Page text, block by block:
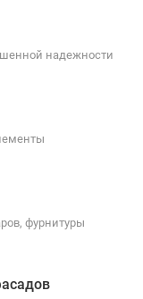
надежности
фурнитуры